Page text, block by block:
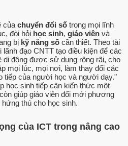
củachuyển đổi số trong mọi lĩnh
đòi hỏi học sinh, giáo viên và
bị kỹ năng số cần thiết. Theo tài
lãnh đạo CNTT tạo điều kiện để các
di động được sử dụng rộng rãi, cho
mọi lúc, mọi nơi, làm thay đổi các
tiếp của người học và người dạy."
học sinh tiếp cận kiến thức một
giúp giáo viên đổi mới phương
thú cho học sinh.
của ICT trong nâng cao